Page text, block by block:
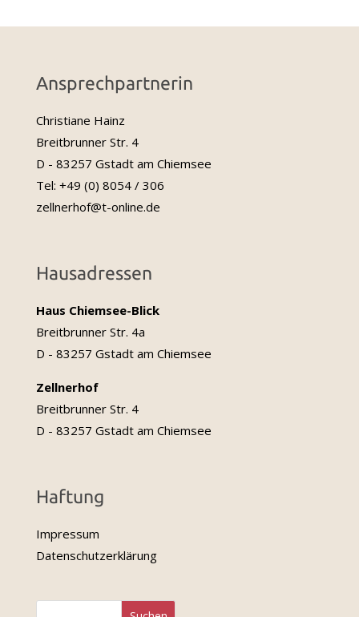
Ansprechpartnerin
Christiane Hainz
Breitbrunner Str. 4
D - 83257 Gstadt am Chiemsee
Tel: +49 (0) 8054 / 306
zellnerhof@t-online.de
Hausadressen
Haus Chiemsee-Blick
Breitbrunner Str. 4a
D - 83257 Gstadt am Chiemsee
Zellnerhof
Breitbrunner Str. 4
D - 83257 Gstadt am Chiemsee
Haftung
Impressum
Datenschutzerklärung